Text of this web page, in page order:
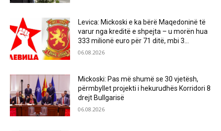
Levica: Mickoski e ka bërë Maqedoninë të
varur nga kreditë e shpejta – u morën hua
333 milionë euro për 71 ditë, mbi 3...
06.08.2026
Mickoski: Pas më shumë se 30 vjetësh,
përmbyllet projekti i hekurudhës Korridori 8
drejt Bullgarisë
06.08.2026